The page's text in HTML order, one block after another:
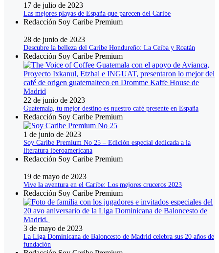
17 de julio de 2023
Las mejores playas de España que parecen del Caribe
Redacción Soy Caribe Premium
28 de junio de 2023
Descubre la belleza del Caribe Hondureño: La Ceiba y Roatán
Redacción Soy Caribe Premium
22 de junio de 2023
Guatemala, tu mejor destino es nuestro café presente en España
Redacción Soy Caribe Premium
1 de junio de 2023
Soy Caribe Premium No 25 – Edición especial dedicada a la
literatura iberoamericana
Redacción Soy Caribe Premium
19 de mayo de 2023
Vive la aventura en el Caribe: Los mejores cruceros 2023
Redacción Soy Caribe Premium
3 de mayo de 2023
La Liga Dominicana de Baloncesto de Madrid celebra sus 20 años de
fundación